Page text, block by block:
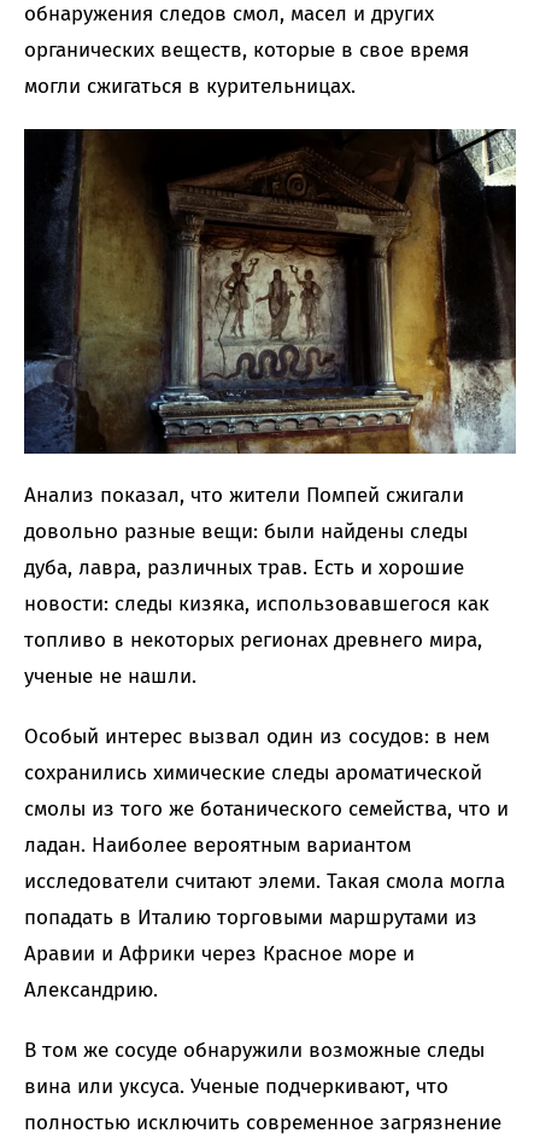
обнаружения следов смол, масел и других
органических веществ, которые в свое время
могли сжигаться в курительницах.
Анализ показал, что жители Помпей сжигали
довольно разные вещи: были найдены следы
дуба, лавра, различных трав. Есть и хорошие
новости: следы кизяка, использовавшегося как
топливо в некоторых регионах древнего мира,
ученые не нашли.
Особый интерес вызвал один из сосудов: в нем
сохранились химические следы ароматической
смолы из того же ботанического семейства, что и
ладан. Наиболее вероятным вариантом
исследователи считают элеми. Такая смола могла
попадать в Италию торговыми маршрутами из
Аравии и Африки через Красное море и
Александрию.
В том же сосуде обнаружили возможные следы
вина или уксуса. Ученые подчеркивают, что
полностью исключить современное загрязнение